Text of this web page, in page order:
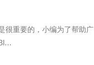
很重要的，小编为了帮助广